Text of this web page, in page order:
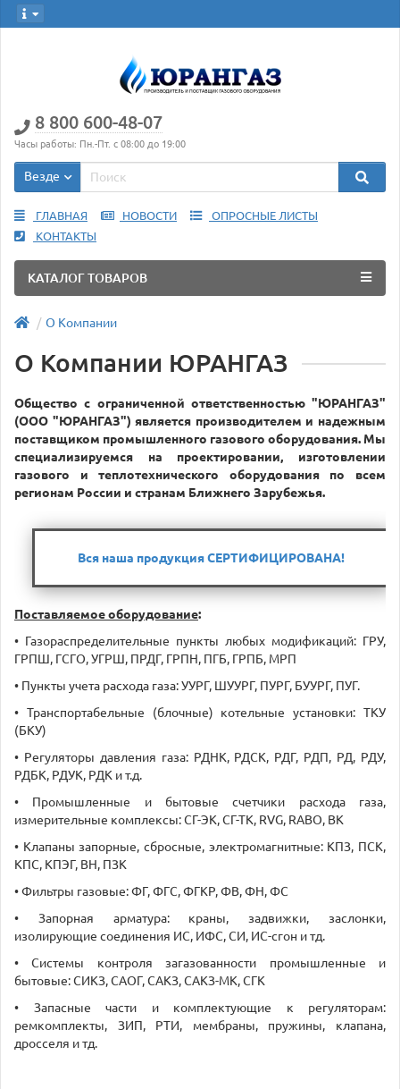
8 800 600-48-07
Часы работы: Пн.-Пт. с 08:00 до 19:00
Везде
ГЛАВНАЯ НОВОСТИ
ОПРОСНЫЕ ЛИСТЫ
КОНТАКТЫ
КАТАЛОГ ТОВАРОВ
О Компании
О Компании ЮРАНГАЗ
Общество с ограниченной ответственностью "ЮРАНГАЗ"
(ООО "ЮРАНГАЗ") является производителем и надежным
поставщиком промышленного газового оборудования. Мы
специализируемся на проектировании, изготовлении
газового и теплотехнического оборудования по всем
регионам России и странам Ближнего Зарубежья.
Вся наша продукция СЕРТИФИЦИРОВАНА!
Поставляемое оборудование:
• Газораспределительные пункты любых модификаций: ГРУ,
ГРПШ, ГСГО, УГРШ, ПРДГ, ГРПН, ПГБ, ГРПБ, МРП
• Пункты учета расхода газа: УУРГ, ШУУРГ, ПУРГ, БУУРГ, ПУГ.
• Транспортабельные (блочные) котельные установки: ТКУ
(БКУ)
• Регуляторы давления газа: РДНК, РДСК, РДГ, РДП, РД, РДУ,
РДБК, РДУК, РДК и т.д.
• Промышленные и бытовые счетчики расхода газа,
измерительные комплексы: СГ-ЭК, СГ-ТК, RVG, RABO, BK
• Клапаны запорные, сбросные, электромагнитные: КПЗ, ПСК,
КПС, КПЭГ, ВН, ПЗК
• Фильтры газовые: ФГ, ФГС, ФГКР, ФВ, ФН, ФС
• Запорная арматура: краны, задвижки, заслонки,
изолирующие соединения ИС, ИФС, СИ, ИС-сгон и тд.
• Системы контроля загазованности промышленные и
бытовые: СИКЗ, САОГ, САКЗ, САКЗ-МК, СГК
• Запасные части и комплектующие к регуляторам:
ремкомплекты, ЗИП, РТИ, мембраны, пружины, клапана,
дросселя и тд.